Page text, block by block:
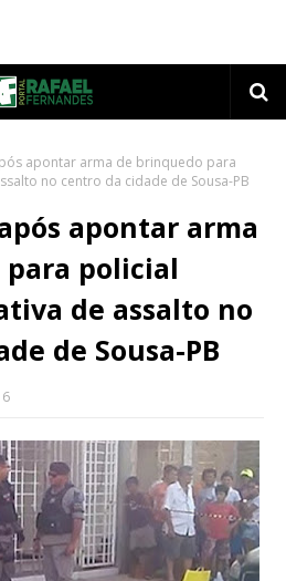
apontar arma de brinquedo para
no centro da cidade de Sousa-PB
apontar arma
policial
de assalto no
de Sousa-PB